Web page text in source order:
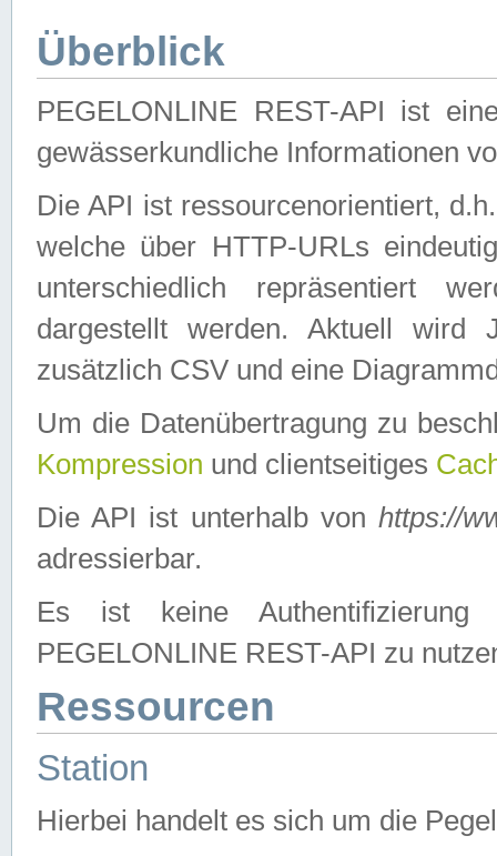
Überblick
PEGELONLINE REST-API ist
gewässerkundliche Informationen
Die API ist ressourcenorientiert,
welche über HTTP-URLs
unterschiedlich repräsentiert
dargestellt werden. Aktuell wird
zusätzlich CSV und eine
Um die Datenübertragung zu
Kompression und clientseitiges
Die API ist unterhalb von https://
adressierbar.
Es ist keine
PEGELONLINE REST-API zu
Ressourcen
Station
Hierbei handelt es sich um die